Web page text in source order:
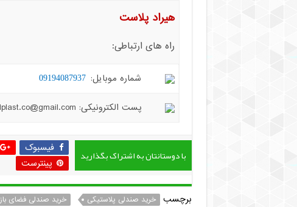
هیراد پلاست
راه های ارتباطی:
شماره موبایل: 09194087937
پست الکترونیکی: hiradplast.co@gmail.com
با دوستانتان به اشتراک بگذارید فیسبوک
پینترست
برچسب خرید صندلی پلاستیکی خرید صندلی فضای باز